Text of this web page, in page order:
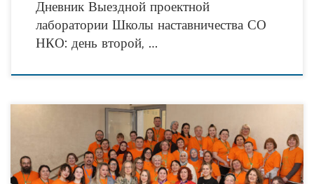
Дневник Выездной проектной
лаборатории Школы наставничества СО
НКО: день второй, …